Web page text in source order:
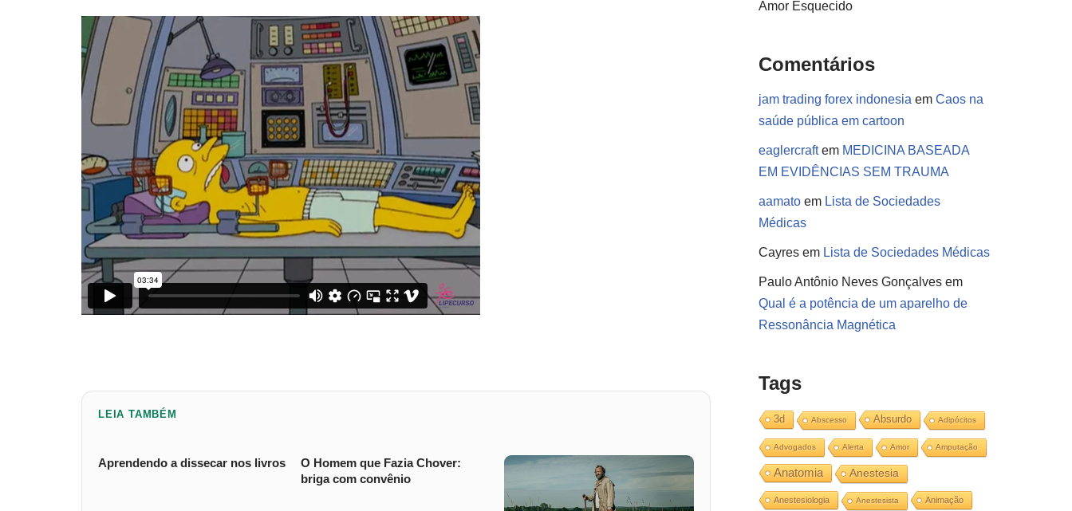
LEIA TAMBÉM
Aprendendo a dissecar nos livros
O Homem que Fazia Chover:
briga com convênio
Amor Esquecido
Comentários
jam trading forex indonesia em Caos na
saúde pública em cartoon
eaglercraftem MEDICINA BASEADA
EM EVIDÊNCIAS SEM TRAUMA
aamato em Lista de Sociedades
Médicas
Cayres em Lista de Sociedades Médicas
Paulo Antônio Neves Gonçalves em
Qual é a potência de um aparelho de
Ressonância Magnética
Tags
3d Abscesso Absurdo Adipócitos
Advogados Alerta Amor Amputação
Anatomia Anestesia
Anestesiologia Anestesista Animação